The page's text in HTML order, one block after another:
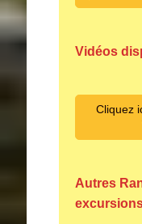
Vidéos
Cliquez
Autres